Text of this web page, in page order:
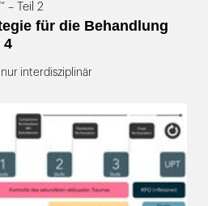
– Teil 2
für die Behandlung
4
interdisziplinär